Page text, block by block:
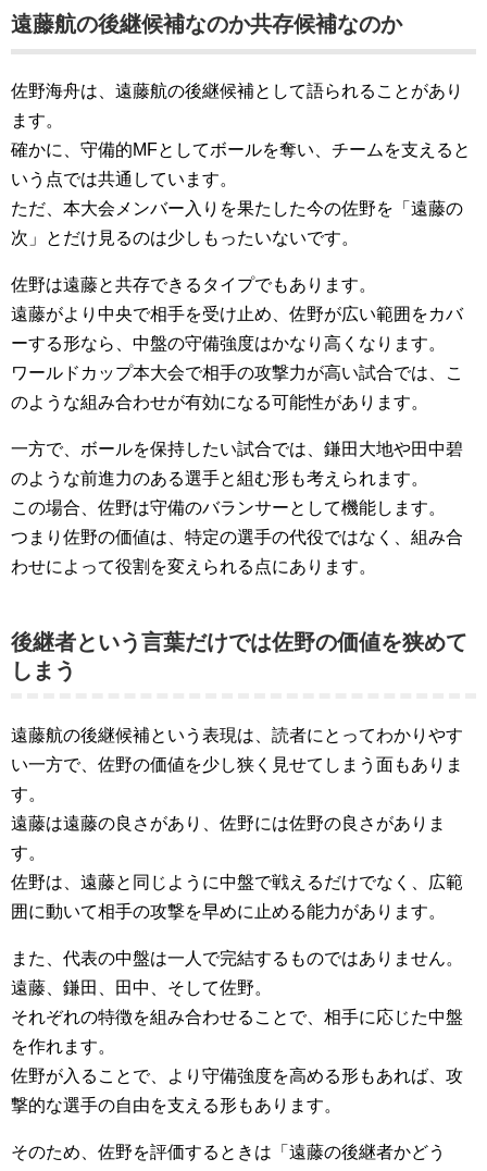
遠藤航の後継候補なのか共存候補なのか
佐野海舟は、遠藤航の後継候補として語られることがあり
ます。
確かに、守備的MFとしてボールを奪い、チームを支えると
いう点では共通しています。
ただ、本大会メンバー入りを果たした今の佐野を「遠藤の
次」とだけ見るのは少しもったいないです。
佐野は遠藤と共存できるタイプでもあります。
遠藤がより中央で相手を受け止め、佐野が広い範囲をカバ
ーする形なら、中盤の守備強度はかなり高くなります。
ワールドカップ本大会で相手の攻撃力が高い試合では、こ
のような組み合わせが有効になる可能性があります。
一方で、ボールを保持したい試合では、鎌田大地や田中碧
のような前進力のある選手と組む形も考えられます。
この場合、佐野は守備のバランサーとして機能します。
つまり佐野の価値は、特定の選手の代役ではなく、組み合
わせによって役割を変えられる点にあります。
後継者という言葉だけでは佐野の価値を狭めて
しまう
遠藤航の後継候補という表現は、読者にとってわかりやす
い一方で、佐野の価値を少し狭く見せてしまう面もありま
す。
遠藤は遠藤の良さがあり、佐野には佐野の良さがありま
す。
佐野は、遠藤と同じように中盤で戦えるだけでなく、広範
囲に動いて相手の攻撃を早めに止める能力があります。
また、代表の中盤は一人で完結するものではありません。
遠藤、鎌田、田中、そして佐野。
それぞれの特徴を組み合わせることで、相手に応じた中盤
を作れます。
佐野が入ることで、より守備強度を高める形もあれば、攻
撃的な選手の自由を支える形もあります。
そのため、佐野を評価するときは「遠藤の後継者かどう